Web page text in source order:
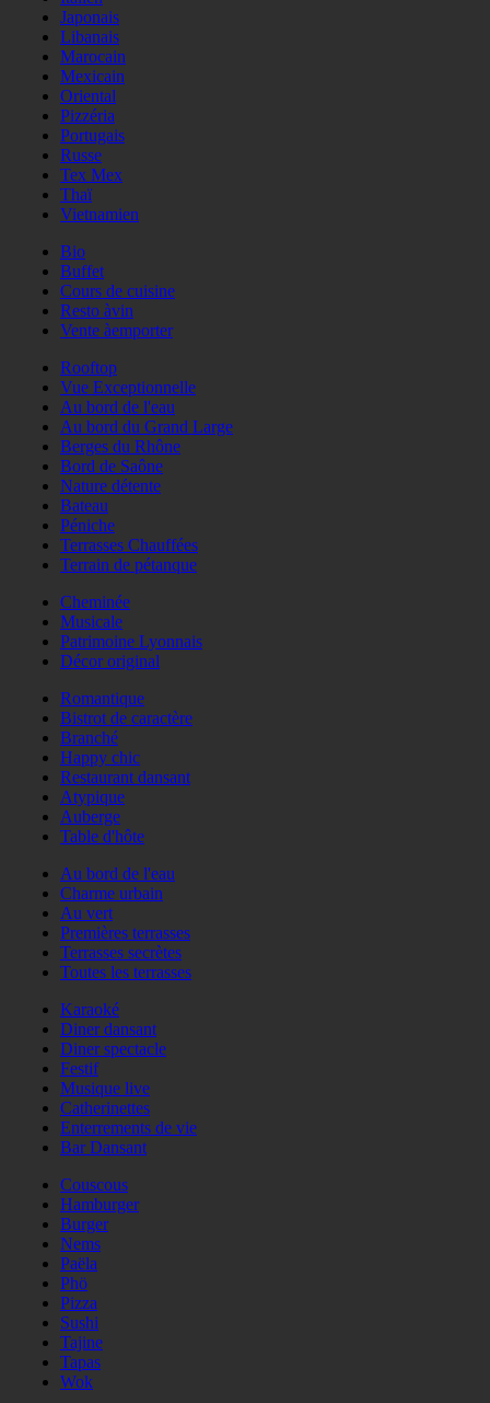
Japonais
Libanais
Marocain
Mexicain
Oriental
Pizzéria
Portugais
Russe
Tex Mex
Thaï
Vietnamien
Bio
Buffet
Cours de cuisine
Resto àvin
Vente àemporter
Rooftop
Vue Exceptionnelle
Au bord de l'eau
Au bord du Grand Large
Berges du Rhône
Bord de Saône
Nature détente
Bateau
Péniche
Terrasses Chauffées
Terrain de pétanque
Cheminée
Musicale
Patrimoine Lyonnais
Décor original
Romantique
Bistrot de caractère
Branché
Happy chic
Restaurant dansant
Atypique
Auberge
Table d'hôte
Au bord de l'eau
Charme urbain
Au vert
Premières terrasses
Terrasses secrètes
Toutes les terrasses
Karaoké
Diner dansant
Diner spectacle
Festif
Musique live
Catherinettes
Enterrements de vie
Bar Dansant
Couscous
Hamburger
Burger
Nems
Paëla
Phö
Pizza
Sushi
Tajine
Tapas
Wok